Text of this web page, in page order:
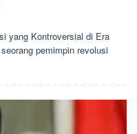
yang Kontroversial di Era
pemimpin revolusi